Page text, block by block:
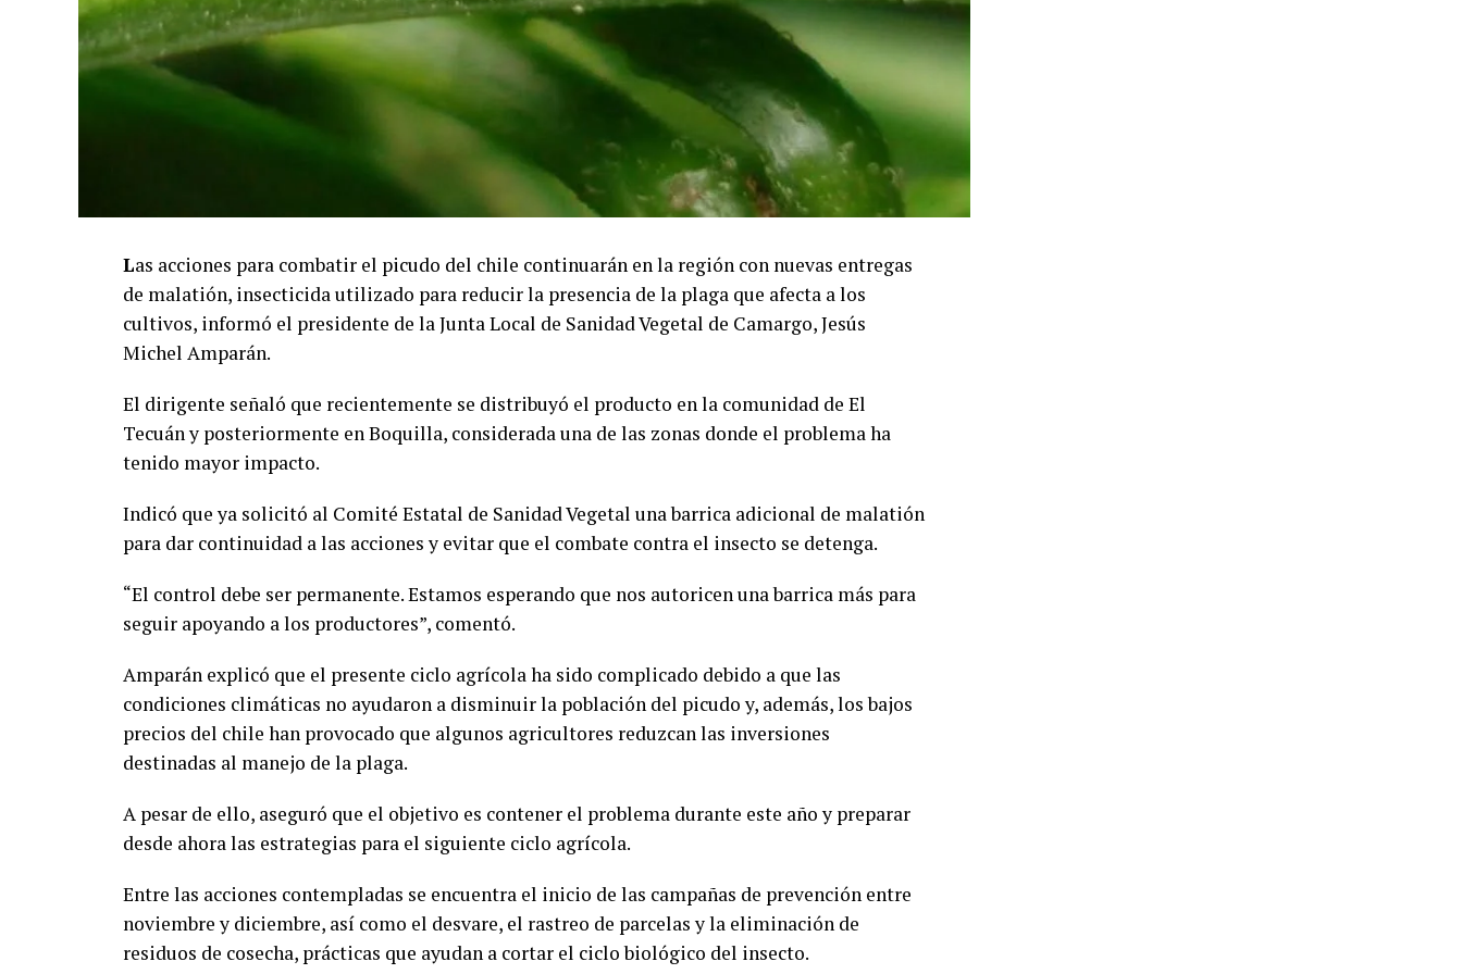
Las acciones para combatir el picudo del chile continuarán en la región con nuevas entregas
de malatión, insecticida utilizado para reducir la presencia de la plaga que afecta a los
cultivos, informó el presidente de la Junta Local de Sanidad Vegetal de Camargo, Jesús
Michel Amparán.
El dirigente señaló que recientemente se distribuyó el producto en la comunidad de El
Tecuán y posteriormente en Boquilla, considerada una de las zonas donde el problema ha
tenido mayor impacto.
Indicó que ya solicitó al Comité Estatal de Sanidad Vegetal una barrica adicional de malatión
para dar continuidad a las acciones y evitar que el combate contra el insecto se detenga.
“El control debe ser permanente. Estamos esperando que nos autoricen una barrica más para
seguir apoyando a los productores”, comentó.
Amparán explicó que el presente ciclo agrícola ha sido complicado debido a que las
condiciones climáticas no ayudaron a disminuir la población del picudo y, además, los bajos
precios del chile han provocado que algunos agricultores reduzcan las inversiones
destinadas al manejo de la plaga.
A pesar de ello, aseguró que el objetivo es contener el problema durante este año y preparar
desde ahora las estrategias para el siguiente ciclo agrícola.
Entre las acciones contempladas se encuentra el inicio de las campañas de prevención entre
noviembre y diciembre, así como el desvare, el rastreo de parcelas y la eliminación de
residuos de cosecha, prácticas que ayudan a cortar el ciclo biológico del insecto.